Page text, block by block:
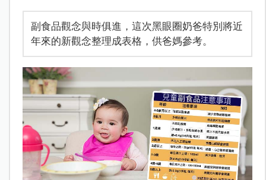
副食品觀念與時俱進，這次黑眼圈奶爸特別將近
年來的新觀念整理成表格，供爸媽參考。